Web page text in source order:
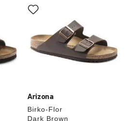
Arizona
Birko-Flor
Dark Brown
med
swatch-
oppdatere
produktbildet